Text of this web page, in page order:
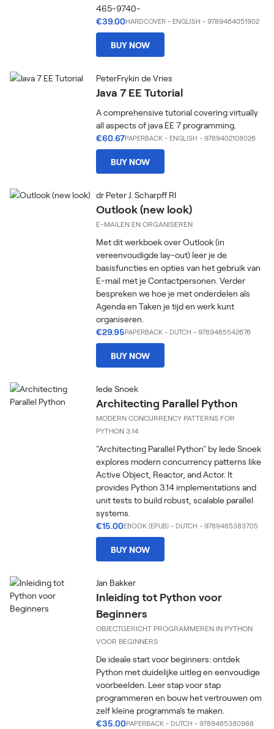
465-9740-
€39.00HARDCOVER - ENGLISH - 9789464051902
BUY NOW
PeterFrykin de Vries
Java 7 EE Tutorial
A comprehensive tutorial covering virtually
all aspects of java EE 7 programming.
€60.67PAPERBACK - ENGLISH - 9789402108026
BUY NOW
dr Peter J. Scharpff RI
Outlook (new look)
E-MAILEN EN ORGANISEREN
Met dit werkboek over Outlook (in
vereenvoudigde lay-out) leer je de
basisfuncties en opties van het gebruik van
E-mail met je Contactpersonen. Verder
bespreken we hoe je met onderdelen als
Agenda en Taken je tijd en werk kunt
organiseren.
€29.95PAPERBACK - DUTCH - 9789465542676
BUY NOW
Iede Snoek
Architecting Parallel Python
MODERN CONCURRENCY PATTERNS FOR
PYTHON 3.14
"Architecting Parallel Python" by Iede Snoek
explores modern concurrency patterns like
Active Object, Reactor, and Actor. It
provides Python 3.14 implementations and
unit tests to build robust, scalable parallel
systems.
€15.00EBOOK (EPUB) - DUTCH - 9789465383705
BUY NOW
Jan Bakker
Inleiding tot Python voor
Beginners
OBJECTGERICHT PROGRAMMEREN IN PYTHON
VOOR BEGINNERS
De ideale start voor beginners: ontdek
Python met duidelijke uitleg en eenvoudige
voorbeelden. Leer stap voor stap
programmeren en bouw het vertrouwen om
zelf kleine programma’s te maken.
€35.00PAPERBACK - DUTCH - 9789465380988